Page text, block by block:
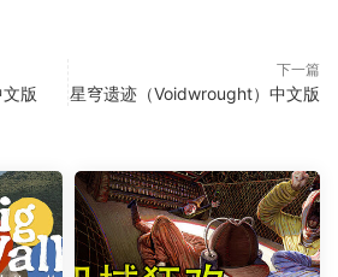
版
下一篇
星穹遗迹（Voidwrought）中文版